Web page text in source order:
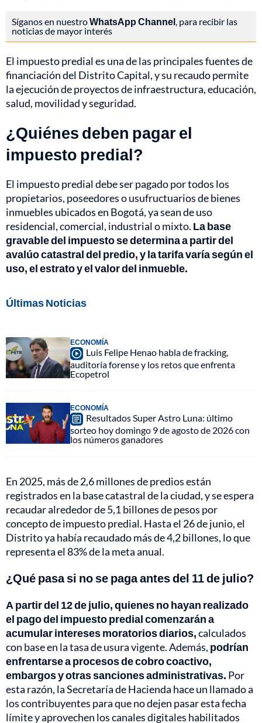
Síganos en nuestroWhatsApp Channel, para recibir las
noticias de mayor interés
El impuesto predial es una de las principales fuentes de
financiación del Distrito Capital, y su recaudo permite
la ejecución de proyectos de infraestructura, educación,
salud, movilidad y seguridad.
¿Quiénes deben pagar el
impuesto predial?
El impuesto predial debe ser pagado por todos los
propietarios, poseedores o usufructuarios de bienes
inmuebles ubicados en Bogotá, ya sean de uso
residencial, comercial, industrial o mixto. La base
gravable del impuesto se determina a partir del
avalúo catastral del predio, y la tarifa varía según el
uso, el estrato y el valor del inmueble.
Últimas Noticias
ECONOMÍA
Luis Felipe Henao habla de fracking,
auditoría forense y los retos que enfrenta
Ecopetrol
ECONOMÍA
Resultados Super Astro Luna: último
sorteo hoy domingo 9 de agosto de 2026 con
los números ganadores
En 2025, más de 2,6 millones de predios están
registrados en la base catastral de la ciudad, y se espera
recaudar alrededor de 5,1 billones de pesos por
concepto de impuesto predial. Hasta el 26 de junio, el
Distrito ya había recaudado más de 4,2 billones, lo que
representa el 83% de la meta anual.
¿Qué pasa si no se paga antes del 11 de julio?
A partir del 12 de julio, quienes no hayan realizado
el pago del impuesto predial comenzarán a
acumular intereses moratorios diarios,calculados
con base en la tasa de usura vigente. Además, podrían
enfrentarse a procesos de cobro coactivo,
embargos y otras sanciones administrativas. Por
esta razón, la Secretaría de Hacienda hace un llamado a
los contribuyentes para que no dejen pasar esta fecha
límite y aprovechen los canales digitales habilitados